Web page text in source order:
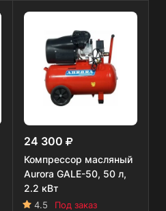
24 300
Компрессор масляный
Aurora GALE-50, 50 л,
2.2 кВт
4.5
Под заказ